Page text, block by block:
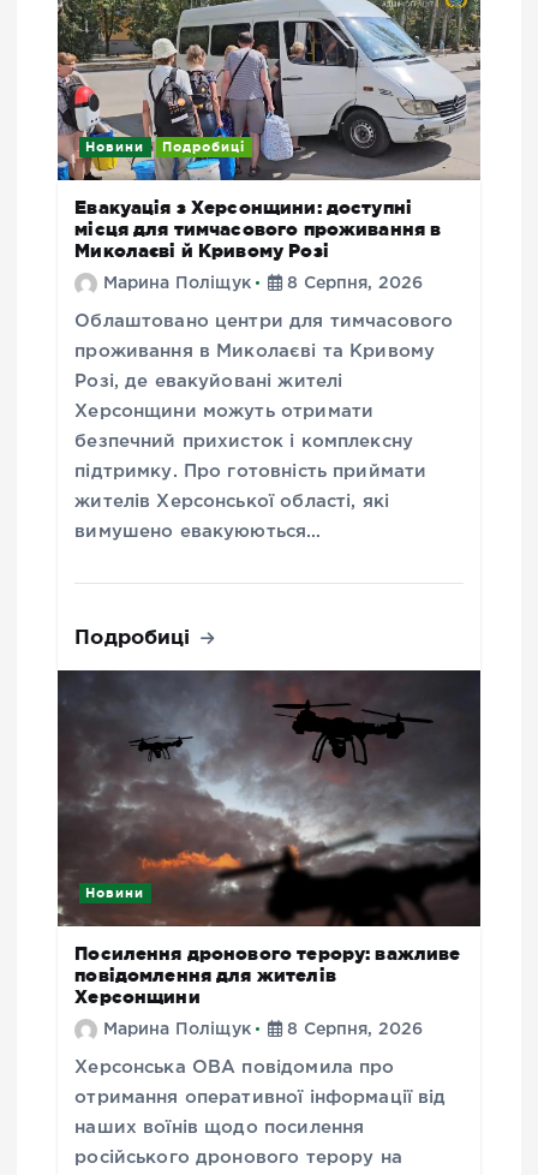
Новини Подробиці
Евакуація з Херсонщини: доступні
місця для тимчасового проживання в
Миколаєві й Кривому Розі
Марина Поліщук 8 Серпня, 2026
Облаштовано центри для тимчасового
проживання в Миколаєві та Кривому
Розі, де евакуйовані жителі
Херсонщини можуть отримати
безпечний прихисток і комплексну
підтримку. Про готовність приймати
жителів Херсонської області, які
вимушено евакуюються…
Подробиці
Новини
Посилення дронового терору: важливе
повідомлення для жителів
Херсонщини
Марина Поліщук 8 Серпня, 2026
Херсонська ОВА повідомила про
отримання оперативної інформації від
наших воїнів щодо посилення
російського дронового терору на